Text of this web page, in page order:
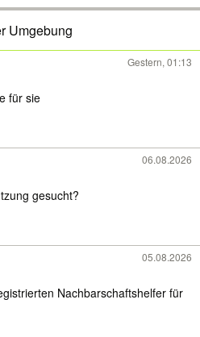
Umgebung
Gestern, 01:13
für sie
06.08.2026
gesucht?
05.08.2026
Nachbarschaftshelfer für